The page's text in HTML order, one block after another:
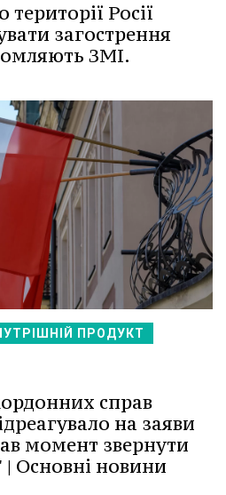
Росії
загострення
ЗМІ.
ПРОДУКТ
справ
на заяви
момент звернути
Основні новини